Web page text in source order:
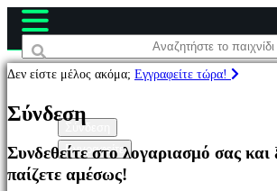
Παιχνίδια
Επιλεγμένο
Νέα
Σύνδεση
Εγγραφείτε
Δεν είστε μέλος ακόμα; Εγγραφείτε τώρα!
Σύνδεση
Συνδεθείτε στο λογαριασμό σας και
παίζετε αμέσως!